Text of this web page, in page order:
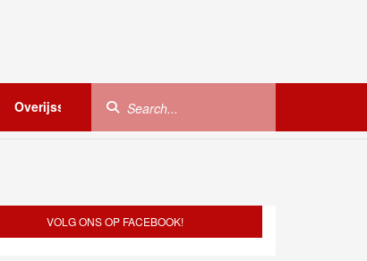
Overijssel Utrecht Zeeland
VOLG ONS OP FACEBOOK!